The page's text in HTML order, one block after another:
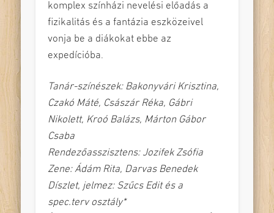
komplex színházi nevelési előadás a
fizikalitás és a fantázia eszközeivel
vonja be a diákokat ebbe az
expedícióba.
Tanár-színészek: Bakonyvári Krisztina,
Czakó Máté, Császár Réka, Gábri
Nikolett, Kroó Balázs, Márton Gábor
Csaba
Rendezőasszisztens: Jozifek Zsófia
Zene:Ádám Rita, Darvas Benedek
Díszlet, jelmez: Szűcs Edit és a
spec.terv osztály*